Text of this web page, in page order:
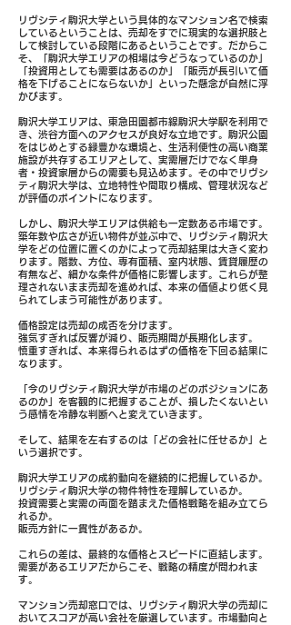
リヴシティ駒沢大学という具体的なマンション名で検索
しているということは、売却をすでに現実的な選択肢と
して検討している段階にあるということです。だからこ
そ、「駒沢大学エリアの相場は今どうなっているのか」
「投資用としても需要はあるのか」「販売が長引いて価
格を下げることにならないか」といった懸念が自然に浮
かびます。
駒沢大学エリアは、東急田園都市線駒沢大学駅を利用で
き、渋谷方面へのアクセスが良好な立地です。駒沢公園
をはじめとする緑豊かな環境と、生活利便性の高い商業
施設が共存するエリアとして、実需層だけでなく単身
者・投資家層からの需要も見込めます。その中でリヴシ
ティ駒沢大学は、立地特性や間取り構成、管理状況など
が評価のポイントになります。
しかし、駒沢大学エリアは供給も一定数ある市場です。
築年数や広さが近い物件が並ぶ中で、リヴシティ駒沢大
学をどの位置に置くのかによって売却結果は大きく変わ
ります。階数、方位、専有面積、室内状態、賃貸履歴の
有無など、細かな条件が価格に影響します。これらが整
理されないまま売却を進めれば、本来の価値より低く見
られてしまう可能性があります。
価格設定は売却の成否を分けます。
強気すぎれば反響が減り、販売期間が長期化します。
慎重すぎれば、本来得られるはずの価格を下回る結果に
なります。
「今のリヴシティ駒沢大学が市場のどのポジションにあ
るのか」を客観的に把握することが、損したくないとい
う感情を冷静な判断へと変えていきます。
そして、結果を左右するのは「どの会社に任せるか」と
いう選択です。
駒沢大学エリアの成約動向を継続的に把握しているか。
リヴシティ駒沢大学の物件特性を理解しているか。
投資需要と実需の両面を踏まえた価格戦略を組み立てら
れるか。
販売方針に一貫性があるか。
これらの差は、最終的な価格とスピードに直結します。
需要があるエリアだからこそ、戦略の精度が問われま
す。
マンション売却窓口では、リヴシティ駒沢大学の売却に
おいてスコアが高い会社を厳選しています。市場動向と